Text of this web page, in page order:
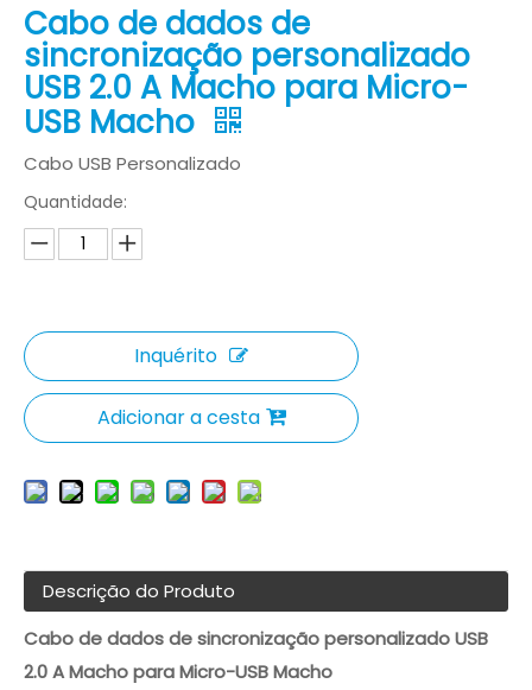
Cabo de dados de
sincronização personalizado
USB 2.0 A Macho para Micro-
USB Macho
Cabo USB Personalizado
Quantidade:
Inquérito
Adicionar a cesta
Descrição do Produto
Cabo de dados de sincronização personalizado USB
2.0 A Macho para Micro-USB Macho